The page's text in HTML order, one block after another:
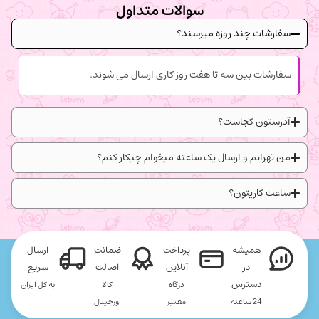
سوالات متداول
سفارشات چند روزه میرسند؟
سفارشات بین سه تا هفت روز کاری ارسال می شوند.
آدرستون کجاست؟
من تهرانم و ارسال یک ساعته میخوام چیکار کنم؟
ساعت کاریتون؟
همیشه
در
دسترس
24 ساعته
پرداخت
آنلاین
درگاه
معتبر
ضمانت
اصالت
کالا
اورجینال
ارسال
سریع
به کل ایران